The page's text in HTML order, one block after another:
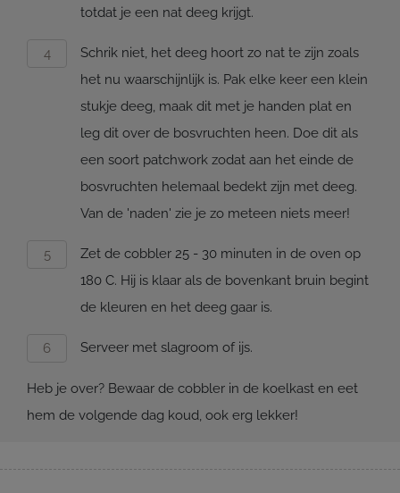
totdat je een nat deeg krijgt.
Schrik niet, het deeg hoort zo nat te zijn zoals
het nu waarschijnlijk is. Pak elke keer een klein
stukje deeg, maak dit met je handen plat en
leg dit over de bosvruchten heen. Doe dit als
een soort patchwork zodat aan het einde de
bosvruchten helemaal bedekt zijn met deeg.
Van de 'naden' zie je zo meteen niets meer!
Zet de cobbler 25 - 30 minuten in de oven op
180 C. Hij is klaar als de bovenkant bruin begint
de kleuren en het deeg gaar is.
Serveer met slagroom of ijs.
Heb je over? Bewaar de cobbler in de koelkast en eet
hem de volgende dag koud, ook erg lekker!